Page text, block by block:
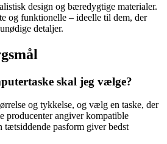
design og bæredygtige materialer.
og funktionelle – ideelle til dem, der
detaljer.
skal jeg vælge?
og tykkelse, og vælg en taske, der
producenter angiver kompatible
pasform giver bedst